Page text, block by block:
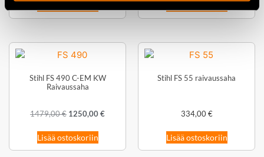
Stihl FS 490 C-EM KW
Raivaussaha
1479,00€ 1250,00€
Lisää ostoskoriin
Stihl FS 55 raivaussaha
334,00€
Lisää ostoskoriin